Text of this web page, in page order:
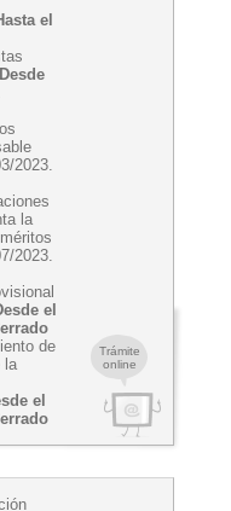
Trámite
online
el
Desde
2023.
la
2023.
el
de
la
el